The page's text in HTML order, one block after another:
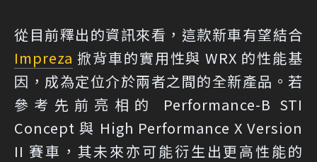
從目前釋出的資訊來看，這款新車有望結合
Impreza 掀背車的實用性與 WRX 的性能基
因，成為定位介於兩者之間的全新產品。若
參考先前亮相的 Performance-B STI
Concept 與 High Performance X Version
II 賽車，其未來亦可能衍生出更高性能的